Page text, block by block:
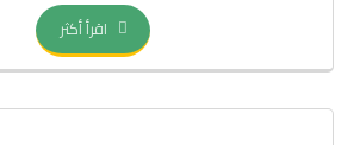
اقرأ أكثر